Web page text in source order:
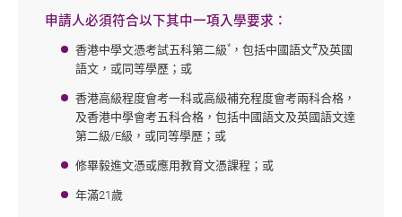
申請人必須符合以下其中一項入學要求：
香港中學文憑考試五科第二級* ，包括中國語文#及英國
語文，或同等學歷；或
香港高級程度會考一科或高級補充程度會考兩科合格，
及香港中學會考五科合格，包括中國語文及英國語文達
第二級/E級，或同等學歷；或
修畢毅進文憑或應用教育文憑課程；或
年滿21歲